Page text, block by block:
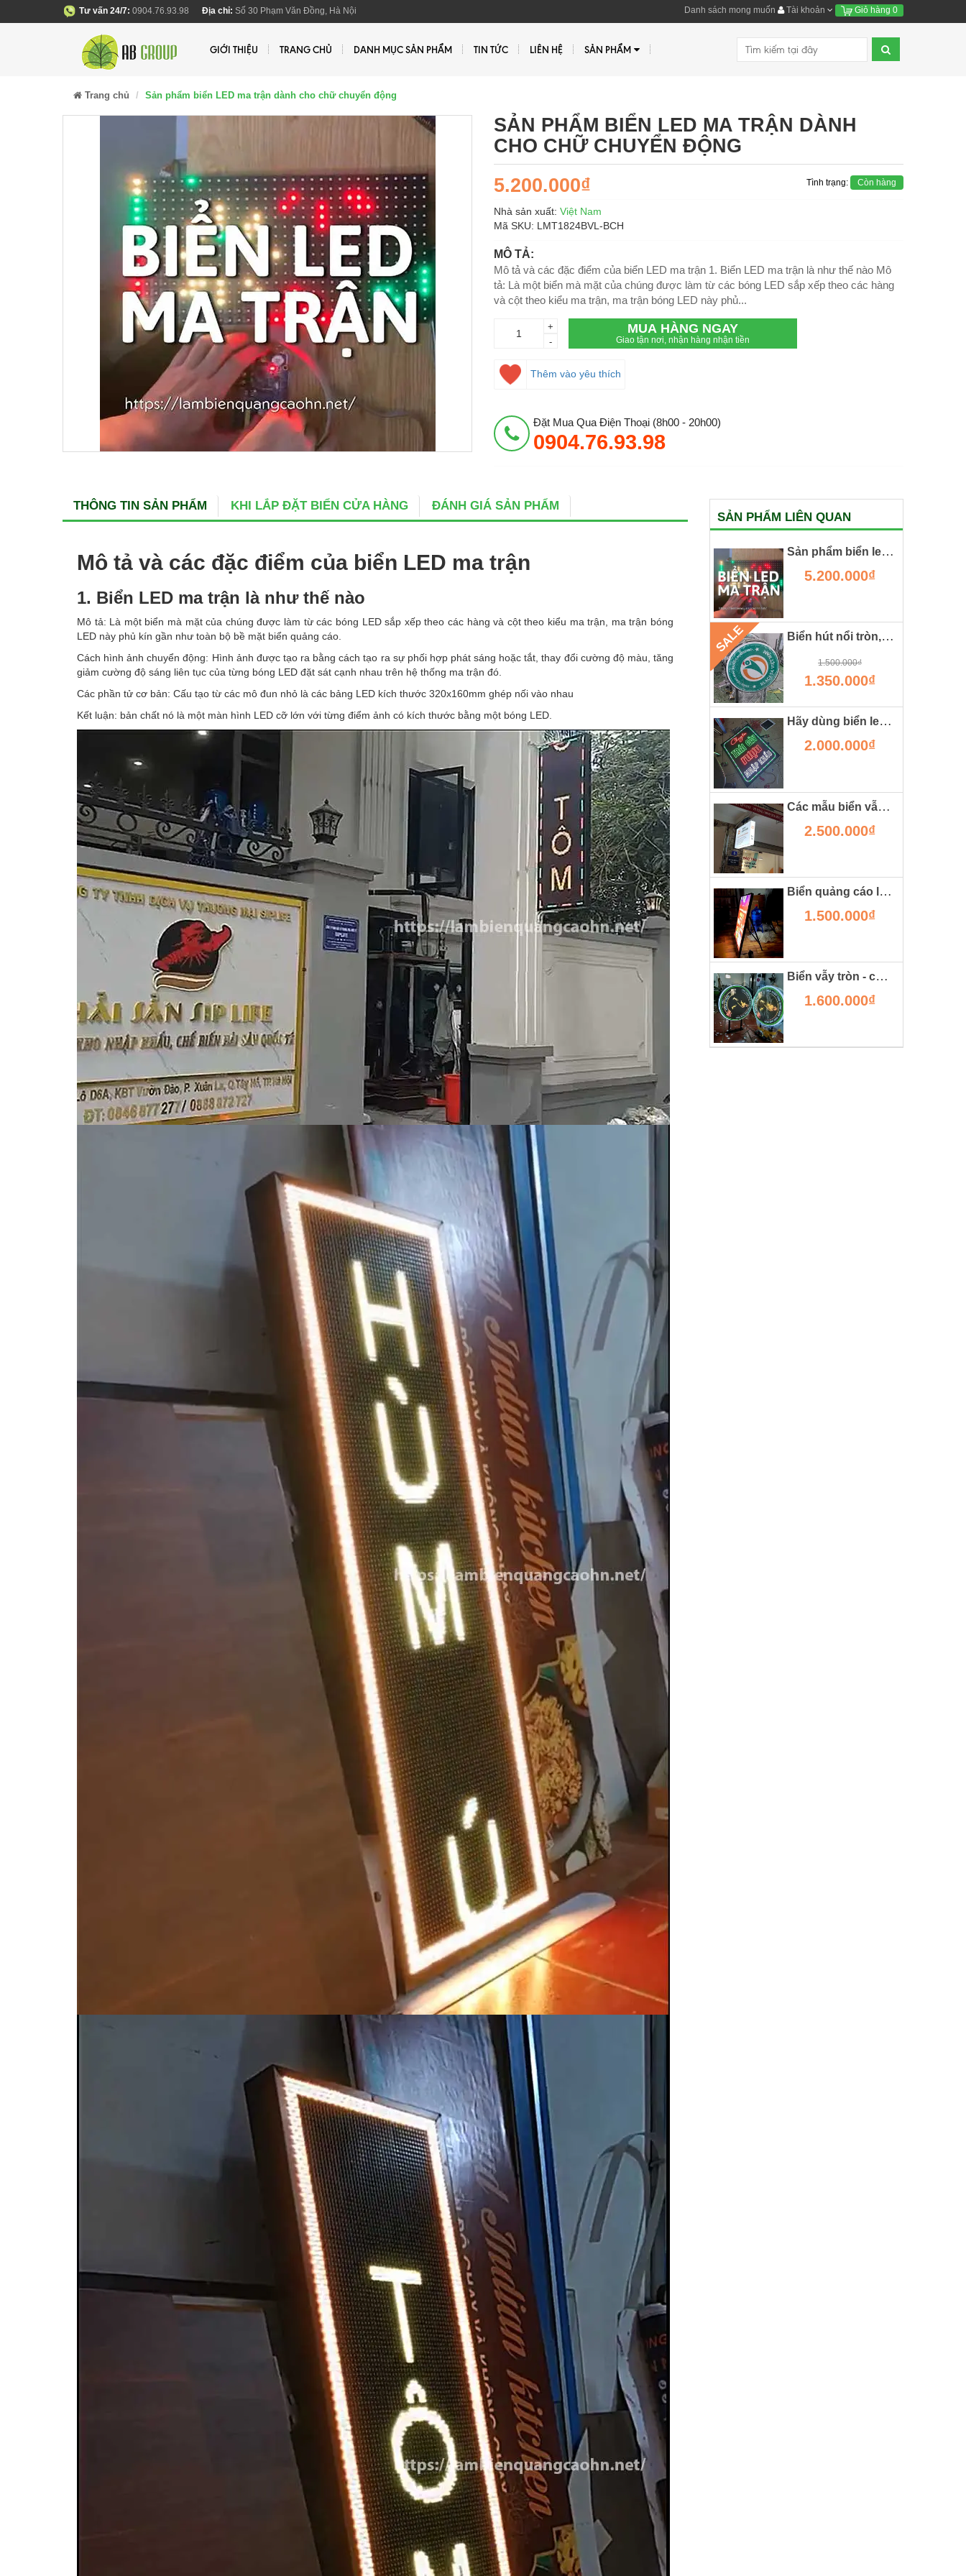
Tư vấn 24/7: 0904.76.93.98 Địa chỉ: Số 30 Phạm Văn Đồng, Hà Nội Danh sách mong muốn Tài khoản Giỏ hàng 0
GIỚI THIỆU TRANG CHỦ DANH MỤC SẢN PHẨM TIN TỨC LIÊN HỆ SẢN PHẨM
Trang chủ Sản phẩm biển LED ma trận dành cho chữ chuyển động
SẢN PHẨM BIỂN LED MA TRẬN DÀNH
CHO CHỮ CHUYỂN ĐỘNG
5.200.000₫
Tình trạng: Còn hàng
Nhà sản xuất: Việt Nam
Mã SKU: LMT1824BVL-BCH
MÔ TẢ:
Mô tả và các đặc điểm của biển LED ma trận 1. Biển LED ma trận là như thế nào Mô
tả: Là một biển mà mặt của chúng được làm từ các bóng LED sắp xếp theo các hàng
và cột theo kiểu ma trận, ma trận bóng LED này phủ...
+
-
MUA HÀNG NGAY
Giao tận nơi, nhận hàng nhận tiền
Thêm vào yêu thích
Đặt Mua Qua Điện Thoại (8h00 - 20h00)
0904.76.93.98
THÔNG TIN SẢN PHẨM KHI LẮP ĐẶT BIỂN CỬA HÀNG ĐÁNH GIÁ SẢN PHẨM
Mô tả và các đặc điểm của biển LED ma trận
1. Biển LED ma trận là như thế nào
Mô tả: Là một biển mà mặt của chúng được làm từ các bóng LED sắp xếp theo các hàng và cột theo kiểu ma trận, ma trận bóng
LED này phủ kín gần như toàn bộ bề mặt biển quảng cáo.
Cách hình ảnh chuyển động: Hình ảnh được tạo ra bằng cách tạo ra sự phối hợp phát sáng hoặc tắt, thay đổi cường độ màu, tăng
giảm cường độ sáng liên tục của từng bóng LED đặt sát cạnh nhau trên hệ thống ma trận đó.
Các phần tử cơ bản: Cấu tạo từ các mô đun nhỏ là các bảng LED kích thước 320x160mm ghép nối vào nhau
Kết luận: bản chất nó là một màn hình LED cỡ lớn với từng điểm ảnh có kích thước bằng một bóng LED.
SẢN PHẨM LIÊN QUAN
Sản phẩm biển led ma trận dành cho chữ chuyển động
5.200.000₫
SALE Biển hút nổi tròn, cánh tay đắc lực cho các shop, cửa hàng
1.500.000₫
1.350.000₫
Hãy dùng biển led vẫy nếu bạn muốn cửa hàng đông khách.
2.000.000₫
Các mẫu biển vẫy đẹp có thể bạn chưa từng thấy
2.500.000₫
Biển quảng cáo led chân chữ a
1.500.000₫
Biển vẫy tròn - chi tiết kỹ thuật, giá thành và ưu nhược điểm.
1.600.000₫